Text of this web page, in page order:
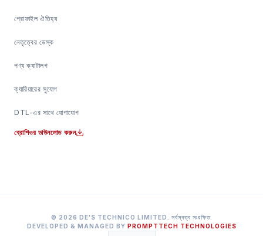
প্রোফাইল ঐতিহ্য
নেতৃত্বের ডেস্ক
পণ্য ক্যাটালগ
ক্যারিয়ারের সুযোগ
DTL-এর সাথে যোগাযোগ
ব্রোশিওর ডাউনলোড করুন
© 2026 DE'S TECHNICO LIMITED. সর্বস্বত্ব সংরক্ষিত.
DEVELOPED & MANAGED BY PROMPTTECH TECHNOLOGIES